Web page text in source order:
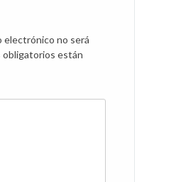
electrónico no será
obligatorios están